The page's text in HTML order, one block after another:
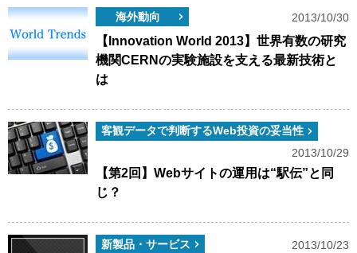
海外動向 2013/10/30
【Innovation World 2013】世界有数の研究
機関CERNの実験施設を支える最新技術と
は
客観データで判断するWeb投資の妥当性
2013/10/29
【第2回】Webサイトの運用は“駅伝”と同
じ？
新製品・サービス 2013/10/23